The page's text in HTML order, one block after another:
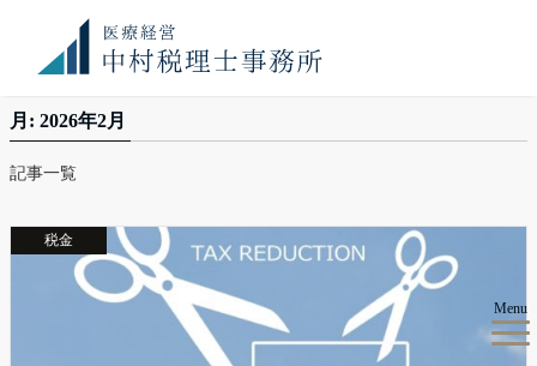
お知
らせ
満席御礼！ 現在、顧問先件数が上限に達しております。令
和8年度のご予約のご希望のみ、お問い合わせください。
Menu
医療経営 中村税理士事務所 2026年 2月
月: 2026年2月
記事一覧
税金